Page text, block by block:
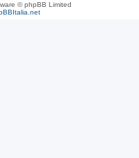
© phpBB Limited